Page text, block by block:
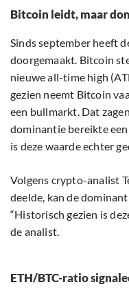
Bitcoin leidt, maar
Sinds september heeft
doorgemaakt. Bitcoin
nieuwe all-time high
gezien neemt Bitcoin
een bullmarkt. Dat
dominantie bereikte
is deze waarde echter
Volgens crypto-analist
deelde, kan de
“Historisch gezien is
de analist.
ETH/BTC-ratio